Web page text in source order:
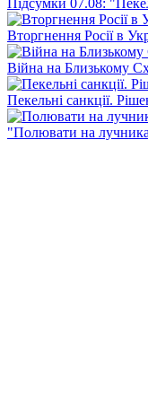
Вторгнення Росії в
Війна на Близькому
Пекельні санкції.
"Полювати на